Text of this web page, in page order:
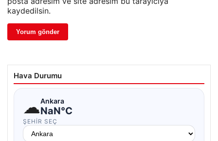
kaydedilsin.
Hava Durumu
☁Ankara
NaN°C
ŞEHIR SEÇ